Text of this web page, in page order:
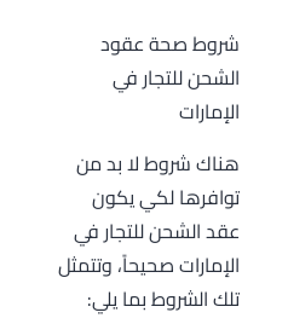
شروط صحة عقود
الشحن للتجار في
الإمارات
هناك شروط لا بد من
توافرها لكي يكون
عقد الشحن للتجار في
الإمارات صحيحاً، وتتمثل
تلك الشروط بما يلي: